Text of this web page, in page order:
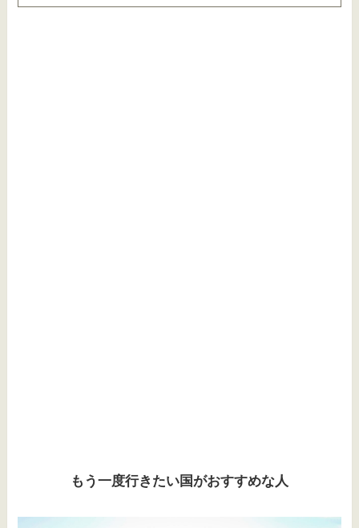
もう一度行きたい国がおすすめな人